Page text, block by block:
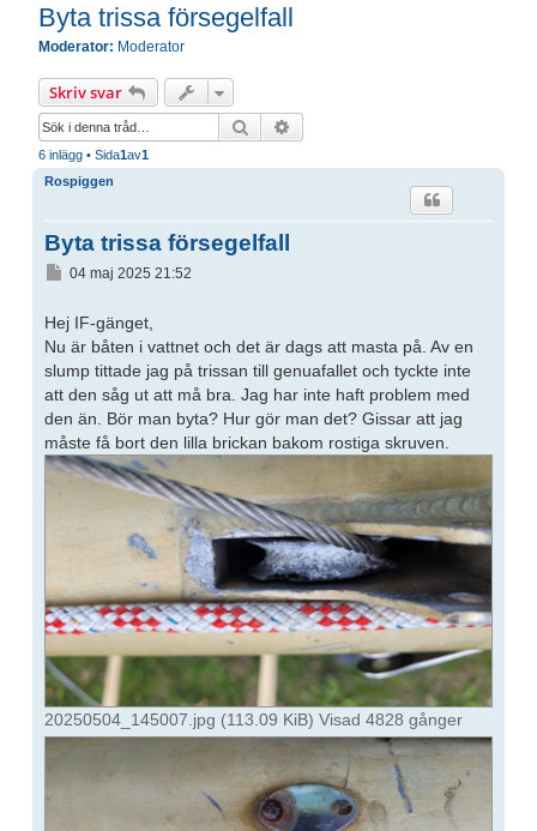
Byta trissa försegelfall
Moderator: Moderator
Skriv svar
Sök
6 inlägg • Sida1av1
Rospiggen
Byta trissa försegelfall
Inlägg
04 maj 2025 21:52
Hej IF-gänget,
Nu är båten i vattnet och det är dags att masta på. Av en
slump tittade jag på trissan till genuafallet och tyckte inte
att den såg ut att må bra. Jag har inte haft problem med
den än. Bör man byta? Hur gör man det? Gissar att jag
måste få bort den lilla brickan bakom rostiga skruven.
20250504_145007.jpg (113.09 KiB) Visad 4828 gånger